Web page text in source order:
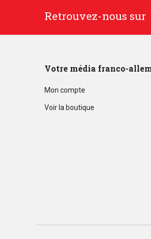
Retrouvez-nous sur
Votre média franco-
Mon compte
Voir la boutique